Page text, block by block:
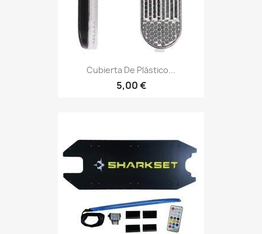
Cubierta De Plástico...
5,00 €